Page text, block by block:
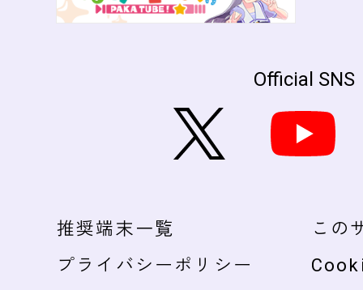
Official SNS
推奨端末一覧
この
プライバシーポリシー